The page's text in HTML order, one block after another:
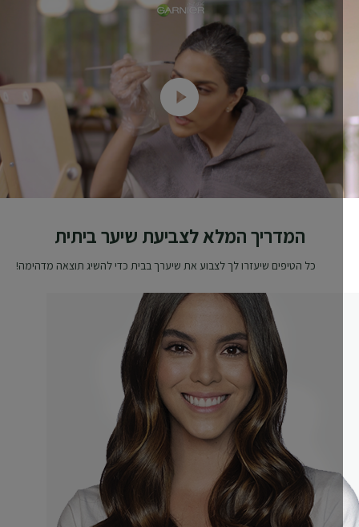
המדריך המלא לצביעת שיער ביתית
כל הטיפים שיעזרו לך לצבוע את שיערך בבית כדי להשיג תוצאה מדהימה!